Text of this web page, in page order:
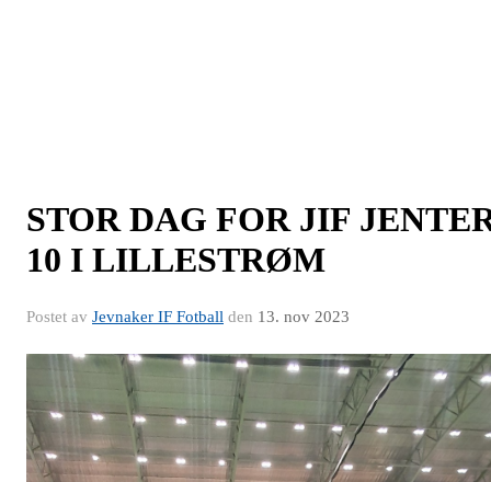
STOR DAG FOR JIF
10 I LILLESTRØM
Postet av Jevnaker IF Fotball den 13. nov 2023